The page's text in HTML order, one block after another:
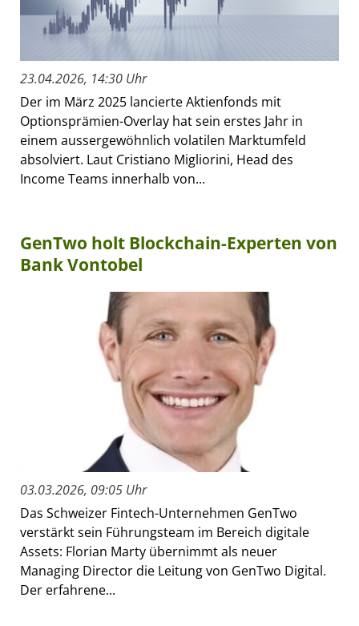
23.04.2026, 14:30 Uhr
Der im März 2025 lancierte Aktienfonds mit
Optionsprämien-Overlay hat sein erstes Jahr in
einem aussergewöhnlich volatilen Marktumfeld
absolviert. Laut Cristiano Migliorini, Head des
Income Teams innerhalb von...
GenTwo holt Blockchain-Experten von
Bank Vontobel
03.03.2026, 09:05 Uhr
Das Schweizer Fintech-Unternehmen GenTwo
verstärkt sein Führungsteam im Bereich digitale
Assets: Florian Marty übernimmt als neuer
Managing Director die Leitung von GenTwo Digital.
Der erfahrene...